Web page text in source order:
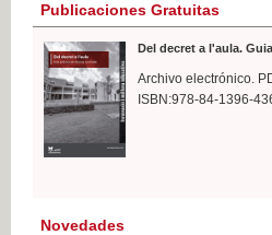
Publicaciones Gratuitas
Del decret a l'aula.
Archivo electrónico.
ISBN:978-84-1396-
Novedades